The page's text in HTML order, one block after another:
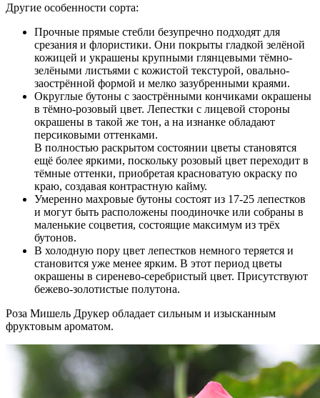
Другие особенности сорта:
Прочные прямые стебли безупречно подходят для
срезания и флористики. Они покрыты гладкой зелёной
кожицей и украшены крупными глянцевыми тёмно-
зелёными листьями с кожистой текстурой, овально-
заострённой формой и мелко зазубренными краями.
Округлые бутоны с заострёнными кончиками окрашены
в тёмно-розовый цвет. Лепестки с лицевой стороны
окрашены в такой же тон, а на изнанке обладают
персиковыми оттенками.
В полностью раскрытом состоянии цветы становятся
ещё более яркими, поскольку розовый цвет переходит в
тёмные оттенки, приобретая красноватую окраску по
краю, создавая контрастную кайму.
Умеренно махровые бутоны состоят из 17-25 лепестков
и могут быть расположены поодиночке или собраны в
маленькие соцветия, состоящие максимум из трёх
бутонов.
В холодную пору цвет лепестков немного теряется и
становится уже менее ярким. В этот период цветы
окрашены в сиренево-серебристый цвет. Присутствуют
бежево-золотистые полутона.
Роза Мишель Друкер обладает сильным и изысканным
фруктовым ароматом.